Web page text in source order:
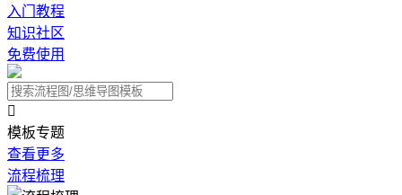
入门教程
知识社区
免费使用

模板专题
查看更多
流程梳理